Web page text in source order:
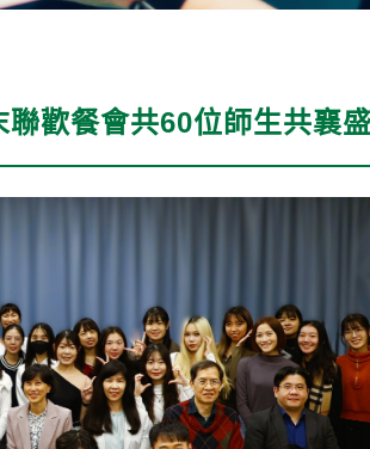
歡餐會共60位師生共襄盛